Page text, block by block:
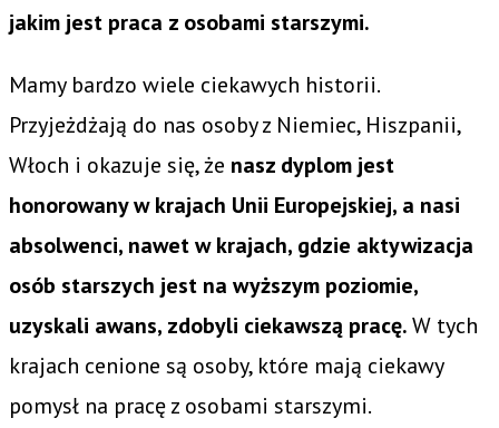
jakim jest praca z osobami starszymi.
Mamy bardzo wiele ciekawych historii.
Przyjeżdżają do nas osoby z Niemiec, Hiszpanii,
Włoch i okazuje się, że nasz dyplom jest
honorowany w krajach Unii Europejskiej, a nasi
absolwenci, nawet w krajach, gdzie aktywizacja
osób starszych jest na wyższym poziomie,
uzyskali awans, zdobyli ciekawszą pracę.W tych
krajach cenione są osoby, które mają ciekawy
pomysł na pracę z osobami starszymi.